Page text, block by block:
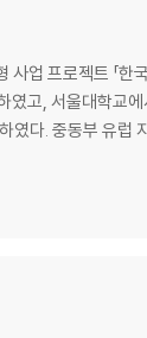
사업 프로젝트 「
고, 서울대학교에
다. 중동부 유럽